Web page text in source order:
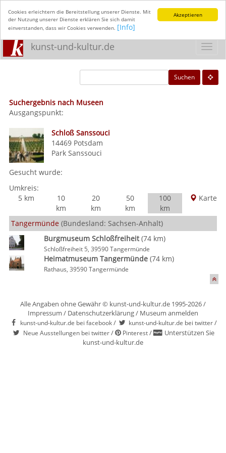
Akzeptieren
Cookies erleichtern die Bereitstellung unserer Dienste. Mit
der Nutzung unserer Dienste erklären Sie sich damit
einverstanden, dass wir Cookies verwenden. [Info]
kunst-und-kultur.de
Suchen
Suchergebnis nach Museen
Ausgangspunkt:
Schloß Sanssouci
14469 Potsdam
Park Sanssouci
Gesucht wurde:
Umkreis:
5 km
10
km
20
km
50
km
100
km
Karte
Tangermünde (Bundesland: Sachsen-Anhalt)
Burgmuseum Schloßfreiheit(74 km)
Schloßfreiheit 5, 39590 Tangermünde
Heimatmuseum Tangermünde(74 km)
Rathaus, 39590 Tangermünde
Alle Angaben ohne Gewähr © kunst-und-kultur.de 1995-2026 /
Impressum / Datenschutzerklärung/ Museum anmelden
kunst-und-kultur.de bei facebook/ kunst-und-kultur.de bei twitter/
Neue Ausstellungen bei twitter/ Pinterest/
Unterstützen Sie
kunst-und-kultur.de